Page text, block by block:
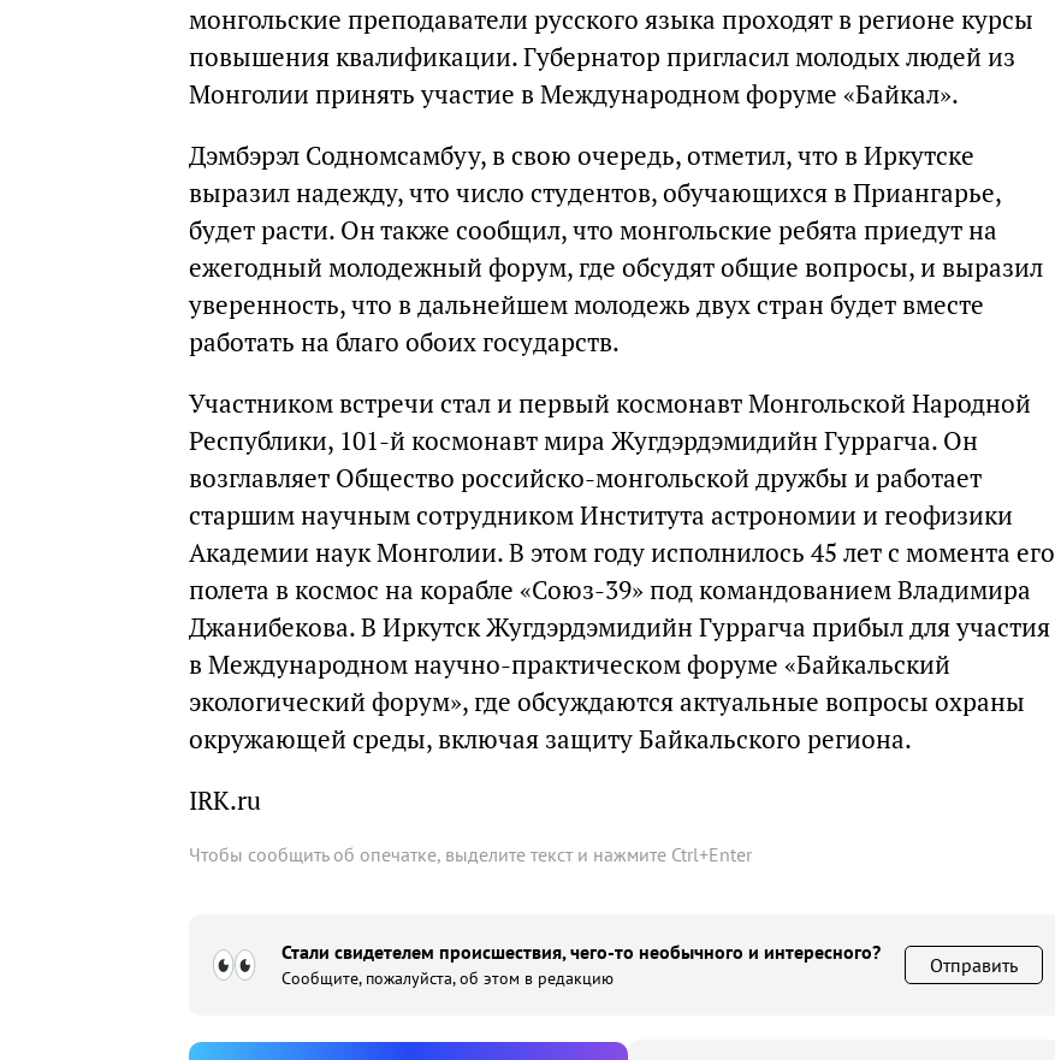
монгольские преподаватели русского языка проходят в регионе курсы
повышения квалификации. Губернатор пригласил молодых людей из
Монголии принять участие в Международном форуме «Байкал».
Дэмбэрэл Содномсамбуу, в свою очередь, отметил, что в Иркутске
выразил надежду, что число студентов, обучающихся в Приангарье,
будет расти. Он также сообщил, что монгольские ребята приедут на
ежегодный молодежный форум, где обсудят общие вопросы, и выразил
уверенность, что в дальнейшем молодежь двух стран будет вместе
работать на благо обоих государств.
Участником встречи стал и первый космонавт Монгольской Народной
Республики, 101-й космонавт мира Жугдэрдэмидийн Гуррагча. Он
возглавляет Общество российско-монгольской дружбы и работает
старшим научным сотрудником Института астрономии и геофизики
Академии наук Монголии. В этом году исполнилось 45 лет с момента его
полета в космос на корабле «Союз-39» под командованием Владимира
Джанибекова. В Иркутск Жугдэрдэмидийн Гуррагча прибыл для участия
в Международном научно-практическом форуме «Байкальский
экологический форум», где обсуждаются актуальные вопросы охраны
окружающей среды, включая защиту Байкальского региона.
IRK.ru
Чтобы сообщить об опечатке, выделите текст и нажмите Ctrl+Enter
Стали свидетелем происшествия, чего-то необычного и интересного?
Сообщите, пожалуйста, об этом в редакцию
Отправить